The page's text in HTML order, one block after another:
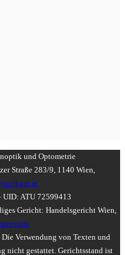
und Optometrie
Straße 283/9, 1140 Wien,
ATU 72599413
Gericht: Handelsgericht Wien,
Verwendung von Texten und
nicht gestattet. Gerichtsstand ist